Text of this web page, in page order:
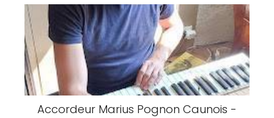
Accordeur Marius Pognon Caunois -